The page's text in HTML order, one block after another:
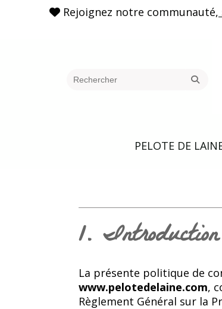
 Rejoignez notre communauté,
PELOTE DE
1. Introduction
La présente politique de
www.pelotedelaine.com,
Règlement Général sur la